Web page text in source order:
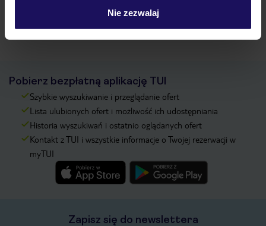
Nie zezwalaj
Zobacz więcej
Pobierz bezpłatną aplikację TUI
Szybkie wyszukiwanie i przeglądanie ofert
Lista ulubionych ofert i możliwość ich udostępniania
Historia wyszukiwań i ostatnio oglądanych ofert
Kontakt z TUI i wszystkie informacje o Twojej rezerwacji w
myTUI
Zapisz się do newslettera